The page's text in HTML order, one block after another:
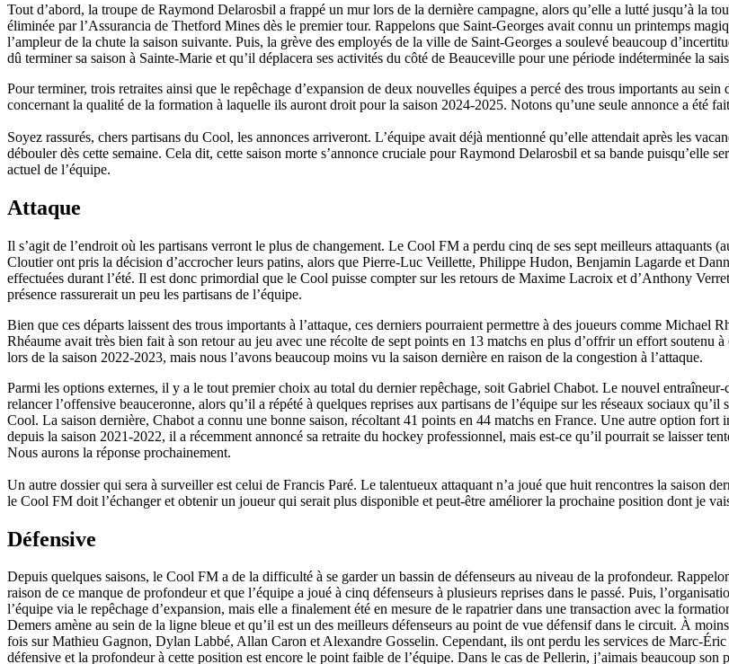
Tout d’abord, la troupe de Raymond Delarosbil a frappé un mur lors de la dernière campagne, alors qu’elle a lutté jusqu’à la
éliminée par l’Assurancia de Thetford Mines dès le premier tour. Rappelons que Saint-Georges avait connu un printemps
l’ampleur de la chute la saison suivante. Puis, la grève des employés de la ville de Saint-Georges a soulevé beaucoup
dû terminer sa saison à Sainte-Marie et qu’il déplacera ses activités du côté de Beauceville pour une période indéterminée la
Pour terminer, trois retraites ainsi que le repêchage d’expansion de deux nouvelles équipes a percé des trous importants au
concernant la qualité de la formation à laquelle ils auront droit pour la saison 2024-2025. Notons qu’une seule annonce a été
Soyez rassurés, chers partisans du Cool, les annonces arriveront. L’équipe avait déjà mentionné qu’elle attendait après les
débouler dès cette semaine. Cela dit, cette saison morte s’annonce cruciale pour Raymond Delarosbil et sa bande puisqu’elle
actuel de l’équipe.
Attaque
Il s’agit de l’endroit où les partisans verront le plus de changement. Le Cool FM a perdu cinq de ses sept meilleurs
Cloutier ont pris la décision d’accrocher leurs patins, alors que Pierre-Luc Veillette, Philippe Hudon, Benjamin Lagarde et
effectuées durant l’été. Il est donc primordial que le Cool puisse compter sur les retours de Maxime Lacroix et d’Anthony
présence rassurerait un peu les partisans de l’équipe.
Bien que ces départs laissent des trous importants à l’attaque, ces derniers pourraient permettre à des joueurs comme Michael
Rhéaume avait très bien fait à son retour au jeu avec une récolte de sept points en 13 matchs en plus d’offrir un effort soutenu
lors de la saison 2022-2023, mais nous l’avons beaucoup moins vu la saison dernière en raison de la congestion à l’attaque.
Parmi les options externes, il y a le tout premier choix au total du dernier repêchage, soit Gabriel Chabot. Le nouvel
relancer l’offensive beauceronne, alors qu’il a répété à quelques reprises aux partisans de l’équipe sur les réseaux sociaux
Cool. La saison dernière, Chabot a connu une bonne saison, récoltant 41 points en 44 matchs en France. Une autre option
depuis la saison 2021-2022, il a récemment annoncé sa retraite du hockey professionnel, mais est-ce qu’il pourrait se laisser
Nous aurons la réponse prochainement.
Un autre dossier qui sera à surveiller est celui de Francis Paré. Le talentueux attaquant n’a joué que huit rencontres la saison
le Cool FM doit l’échanger et obtenir un joueur qui serait plus disponible et peut-être améliorer la prochaine position dont je
Défensive
Depuis quelques saisons, le Cool FM a de la difficulté à se garder un bassin de défenseurs au niveau de la profondeur.
raison de ce manque de profondeur et que l’équipe a joué à cinq défenseurs à plusieurs reprises dans le passé. Puis,
l’équipe via le repêchage d’expansion, mais elle a finalement été en mesure de le rapatrier dans une transaction avec la
Demers amène au sein de la ligne bleue et qu’il est un des meilleurs défenseurs au point de vue défensif dans le circuit. À
fois sur Mathieu Gagnon, Dylan Labbé, Allan Caron et Alexandre Gosselin. Cependant, ils ont perdu les services de Marc-
défensive et la profondeur à cette position est encore le point faible de l’équipe. Dans le cas de Pellerin, j’aimais beaucoup